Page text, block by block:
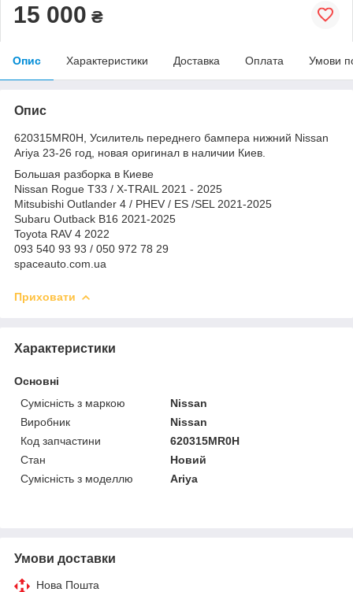
15 000 ₴
Опис Характеристики Доставка Оплата Умови
Опис
620315MR0H, Усилитель переднего бампера нижний Nissan
Ariya 23-26 год, новая оригинал в наличии Киев.
Большая разборка в Киеве
Nissan Rogue T33 / X-TRAIL 2021 - 2025
Mitsubishi Outlander 4 / PHEV / ES /SEL 2021-2025
Subaru Outback B16 2021-2025
Toyota RAV 4 2022
093 540 93 93 / 050 972 78 29
spaceauto.com.ua
Приховати
Характеристики
Основні
Сумісність з маркою
Nissan
Виробник
Nissan
Код запчастини
620315MR0H
Стан
Новий
Сумісність з моделлю
Ariya
Умови доставки
Нова Пошта